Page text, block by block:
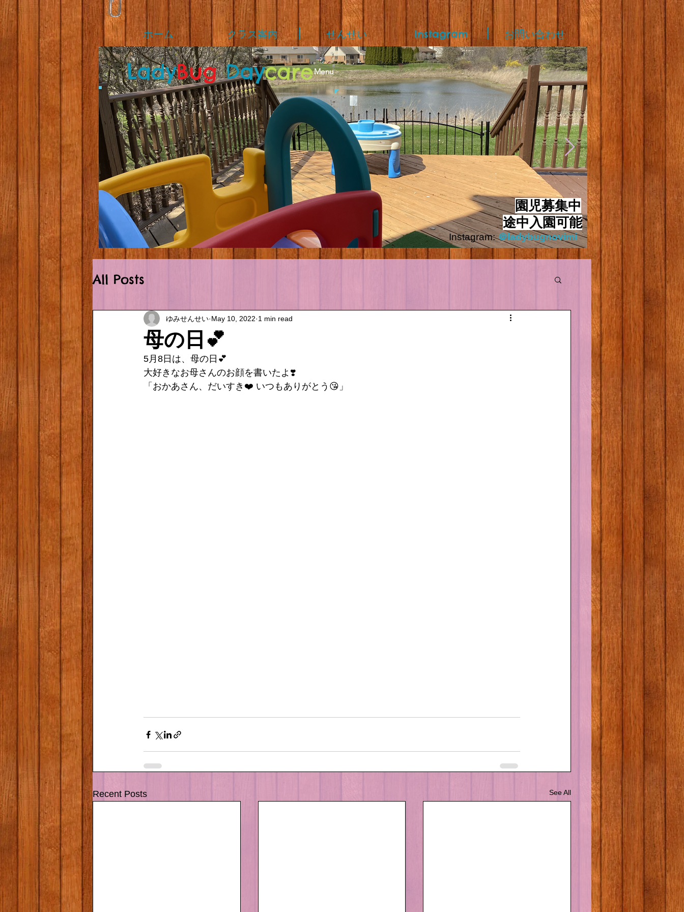
ホーム クラス案内 せんせい Instagram お問い合わせ
Outside.HEIC
​園児募集中
途中入園可能
Instagram:＠ladybugnovimi
LadyBug DaycareMenu
All Posts
母の日💕
ゆみせんせい May 10, 2022 1 min read
5月8日は、母の日💕
大好きなお母さんのお顔を書いたよ❣️
「おかあさん、だいすき❤️ いつもありがとう😘」
Recent Posts See All